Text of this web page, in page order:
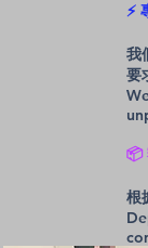
⚡
我
要
📦
根